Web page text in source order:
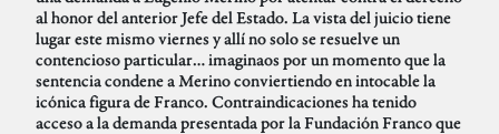
al honor del anterior Jefe del Estado. La vista del juicio tiene
lugar este mismo viernes y allí no solo se resuelve un
contencioso particular… imaginaos por un momento que la
sentencia condene a Merino conviertiendo en intocable la
icónica figura de Franco. Contraindicaciones ha tenido
acceso a la demanda presentada por la Fundación Franco que